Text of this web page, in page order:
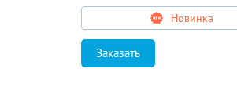
Новинка
Заказать